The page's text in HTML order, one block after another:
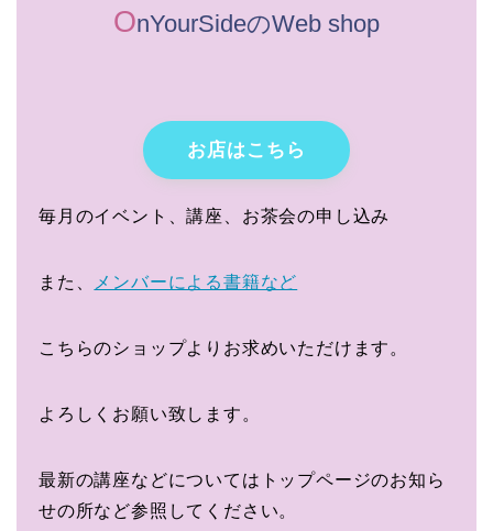
OnYourSideのWeb shop
お店はこちら
毎月のイベント、講座、お茶会の申し込み
また、 メンバーによる書籍など
こちらのショップよりお求めいただけます。
よろしくお願い致します。
最新の講座などについてはトップページのお知ら
せの所など参照してください。